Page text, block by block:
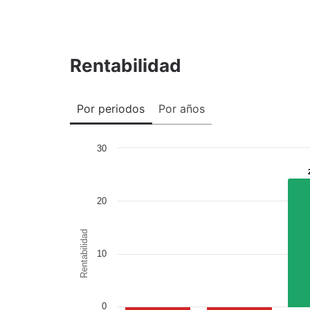
Rentabilidad
Por periodos Por años
Rentabilidad
0
10
20
30